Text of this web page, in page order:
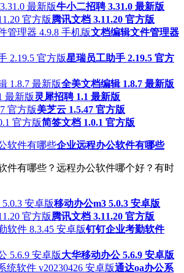
牛小二招聘 3.31.0 最新版
腾讯文档 3.11.20 官方版
文档编辑文件管理器
星瑞员工助手 2.19.5 官方
全美文档编辑 1.8.7 最新版
灵犀招聘 1.1 最新版
美芝云 1.5.47 官方版
简签文档 1.0.1 官方版
企业远程办公软件有哪些
件有哪些？远程办公软件哪个好？有时
移动办公m3 5.0.3 安卓版
腾讯文档 3.11.20 官方版
钉钉企业考勤软件
大华移动办公 5.6.9 安卓版
通达oa办公系